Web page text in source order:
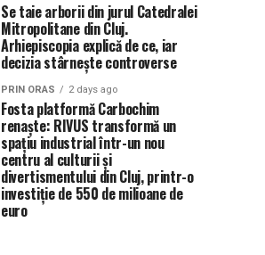
Se taie arborii din jurul Catedralei
Mitropolitane din Cluj.
Arhiepiscopia explică de ce, iar
decizia stârnește controverse
PRIN ORAS 2 days ago
Fosta platformă Carbochim
renaște: RIVUS transformă un
spațiu industrial într-un nou
centru al culturii și
divertismentului din Cluj, printr-o
investiție de 550 de milioane de
euro